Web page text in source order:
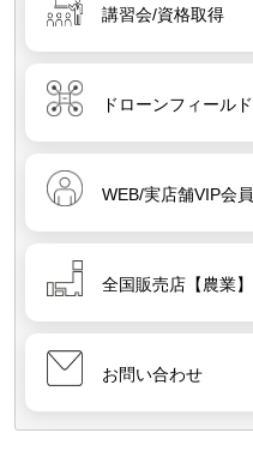
講習会/資格取得
ドローンフィールド
WEB/実店舗VIP会員
全国販売店【農業】
お問い合わせ